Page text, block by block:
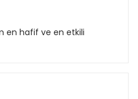
en hafif ve en etkili